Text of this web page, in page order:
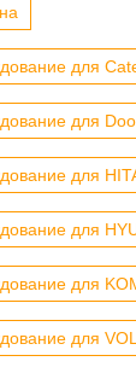
для
для
для
для
для
для